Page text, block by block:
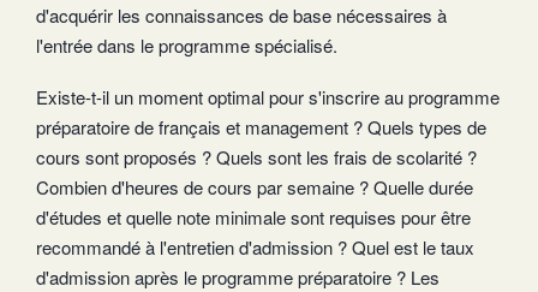
d'acquérir les connaissances de base nécessaires à
l'entrée dans le programme spécialisé.
Existe-t-il un moment optimal pour s'inscrire au programme
préparatoire de français et management ? Quels types de
cours sont proposés ? Quels sont les frais de scolarité ?
Combien d'heures de cours par semaine ? Quelle durée
d'études et quelle note minimale sont requises pour être
recommandé à l'entretien d'admission ? Quel est le taux
d'admission après le programme préparatoire ? Les